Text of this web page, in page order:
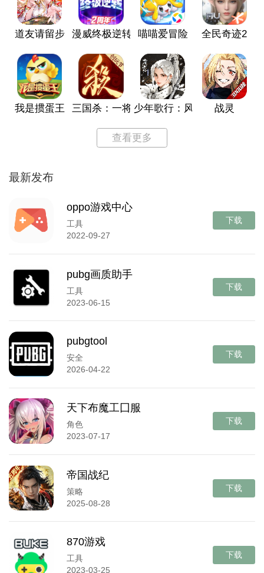
道友请留步 漫威终极逆转 喵喵爱冒险 全民奇迹2
我是掼蛋王 三国杀：一将成名少年歌行：风花雪月战灵
查看更多
最新发布
oppo游戏中心
工具
2022-09-27
下载
pubg画质助手
工具
2023-06-15
下载
pubgtool
安全
2026-04-22
下载
天下布魔工囗服
角色
2023-07-17
下载
帝国战纪
策略
2025-08-28
下载
870游戏
工具
2023-03-25
下载